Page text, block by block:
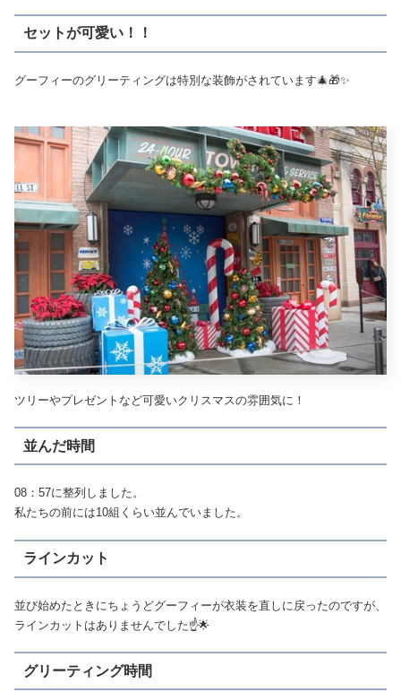
セットが可愛い！！
グーフィーのグリーティングは特別な装飾がされています🎄🎁✨
ツリーやプレゼントなど可愛いクリスマスの雰囲気に！
並んだ時間
08：57に整列しました。
私たちの前には10組くらい並んでいました。
ラインカット
並び始めたときにちょうどグーフィーが衣装を直しに戻ったのですが、
ラインカットはありませんでした☝️🌟
グリーティング時間